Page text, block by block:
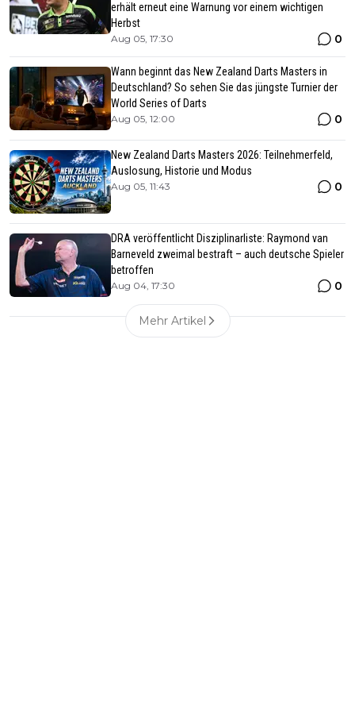
erhält erneut eine Warnung vor einem wichtigen
Herbst
Aug 05, 17:30 0
Wann beginnt das New Zealand Darts Masters in
Deutschland? So sehen Sie das jüngste Turnier der
World Series of Darts
Aug 05, 12:00 0
New Zealand Darts Masters 2026: Teilnehmerfeld,
Auslosung, Historie und Modus
Aug 05, 11:43 0
DRA veröffentlicht Disziplinarliste: Raymond van
Barneveld zweimal bestraft – auch deutsche Spieler
betroffen
Aug 04, 17:30 0
Mehr Artikel